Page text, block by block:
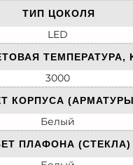
ТИП ЦОКОЛЯ
LED
ТЕМПЕРАТУРА,
3000
КОРПУСА
Белый
ПЛАФОНА (СТЕКЛА)